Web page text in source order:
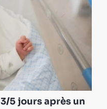
5 jours après un